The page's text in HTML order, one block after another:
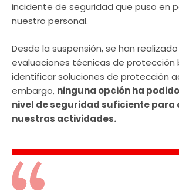
incidente de seguridad que puso en
nuestro personal.
Desde la suspensión, se han
evaluaciones técnicas de protección
identificar soluciones de protección
embargo, ninguna opción ha
nivel de seguridad suficiente para
nuestras actividades.